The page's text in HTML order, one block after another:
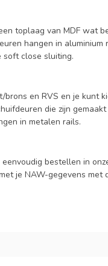
toplaag van MDF wat
hangen in
soft close sluiting.
en RVS en je kunt
die zijn
in metalen rails.
bestellen in
je NAW-gegevens met